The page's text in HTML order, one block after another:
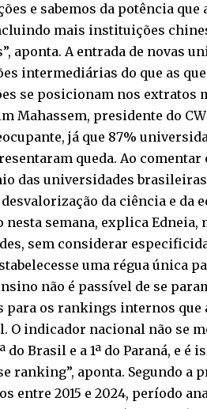
e sabemos da potência que
mais instituições
aponta. A entrada de novas
intermediárias do que as
se posicionam nos extratos
Mahassem, presidente do
já que 87%
queda. Ao comentar
das universidades
da ciência e da
semana, explica Edneia,
sem considerar
uma régua única
não é passível de se
para os rankings internos
indicador nacional não se
Brasil e a 1ª do Paraná, e é
ranking”, aponta. Segundo a
entre 2015 e 2024, período